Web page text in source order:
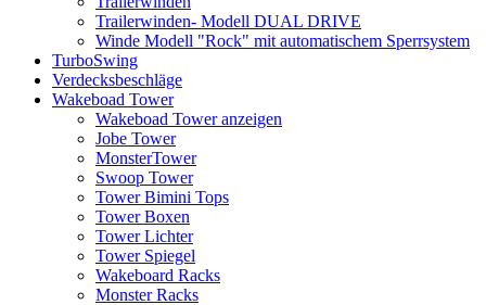
Trailerwinden- Modell DUAL DRIVE
Winde Modell "Rock" mit automatischem Sperrsystem
TurboSwing
Verdecksbeschläge
Wakeboad Tower
Wakeboad Tower anzeigen
Jobe Tower
MonsterTower
Swoop Tower
Tower Bimini Tops
Tower Boxen
Tower Lichter
Tower Spiegel
Wakeboard Racks
Monster Racks